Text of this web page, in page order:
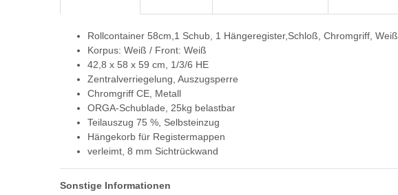
Rollcontainer 58cm,1 Schub, 1 Hängeregister,Schloß, Chromgriff, Weiß
Korpus: Weiß / Front: Weiß
42,8 x 58 x 59 cm, 1/3/6 HE
Zentralverriegelung, Auszugsperre
Chromgriff CE, Metall
ORGA-Schublade, 25kg belastbar
Teilauszug 75 %, Selbsteinzug
Hängekorb für Registermappen
verleimt, 8 mm Sichtrückwand
Sonstige Informationen